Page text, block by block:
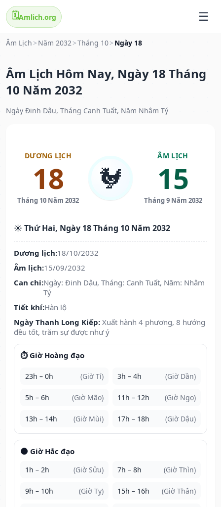
🗓️Amlich.org
Âm Lịch > Năm 2032>Tháng 10> Ngày 18
Âm Lịch Hôm Nay, Ngày 18 Tháng
10 Năm 2032
Ngày Đinh Dậu, Tháng Canh Tuất, Năm Nhâm Tý
DƯƠNG LỊCH
18
Tháng 10 Năm 2032
🐓
ÂM LỊCH
15
Tháng 9 Năm 2032
☀️ Thứ Hai, Ngày 18 Tháng 10 Năm 2032
Dương lịch:18/10/2032
Âm lịch:15/09/2032
Can chi:Ngày: Đinh Dậu, Tháng: Canh Tuất, Năm: Nhâm
Tý
Tiết khí:Hàn lộ
Ngày Thanh Long Kiếp: Xuất hành 4 phương, 8 hướng
đều tốt, trăm sự được như ý
⏱️ Giờ Hoàng đạo
23h – 0h (Giờ Tí) 3h – 4h (Giờ Dần)
5h – 6h (Giờ Mão) 11h – 12h (Giờ Ngọ)
13h – 14h (Giờ Mùi) 17h – 18h (Giờ Dậu)
🌑 Giờ Hắc đạo
1h – 2h (Giờ Sửu) 7h – 8h (Giờ Thìn)
9h – 10h (Giờ Tỵ) 15h – 16h (Giờ Thân)